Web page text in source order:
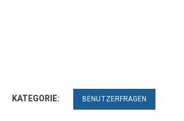
KATEGORIE: BENUTZERFRAGEN